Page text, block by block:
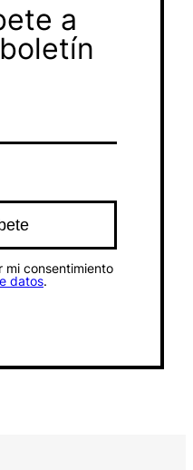
a
mi consentimiento
datos.